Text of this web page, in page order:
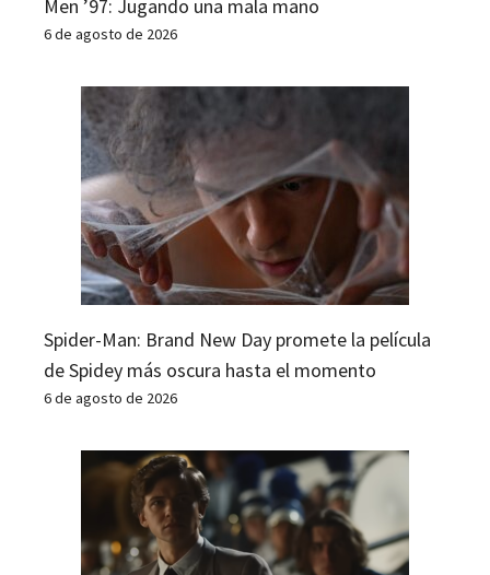
Men ’97: Jugando una mala mano
6 de agosto de 2026
Spider-Man: Brand New Day promete la película
de Spidey más oscura hasta el momento
6 de agosto de 2026